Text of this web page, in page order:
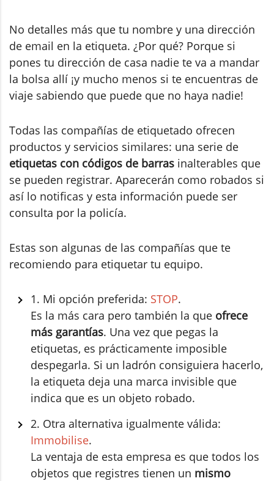
No detalles más que tu nombre y una dirección
de email en la etiqueta. ¿Por qué? Porque si
pones tu dirección de casa nadie te va a mandar
la bolsa allí ¡y mucho menos si te encuentras de
viaje sabiendo que puede que no haya nadie!
Todas las compañías de etiquetado ofrecen
productos y servicios similares: una serie de
etiquetas con códigos de barras inalterables que
se pueden registrar. Aparecerán como robados si
así lo notificas y esta información puede ser
consulta por la policía.
Estas son algunas de las compañías que te
recomiendo para etiquetar tu equipo.
1. Mi opción preferida: STOP.
Es la más cara pero también la que ofrece
más garantías. Una vez que pegas la
etiquetas, es prácticamente imposible
despegarla. Si un ladrón consiguiera hacerlo,
la etiqueta deja una marca invisible que
indica que es un objeto robado.
2. Otra alternativa igualmente válida:
Immobilise.
La ventaja de esta empresa es que todos los
objetos que registres tienen un mismo